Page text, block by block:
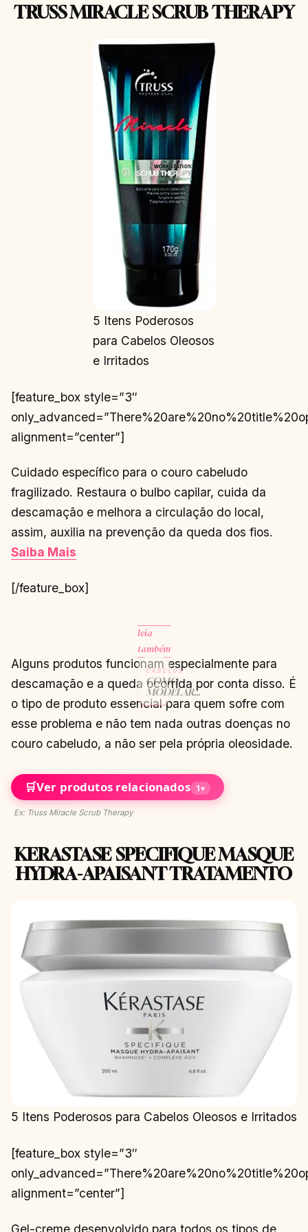
TRUSS MIRACLE SCRUB THERAPY
5 Itens Poderosos
para Cabelos Oleosos
e Irritados
[feature_box style=”3″
alignment=”center”]
Cuidado específico para o couro cabeludo
fragilizado. Restaura o bulbo capilar, cuida da
descamação e melhora a circulação do local,
assim, auxilia na prevenção da queda dos fios.
Saiba Mais
[/feature_box]
leia
também
CABELOS
COMO
MODELAR
O CABELO
RÁPIDO –
VÍDEO
CONTINUAR
LENDO →
Alguns produtos funcionam especialmente para
descamação e a queda ocorrida por conta disso. É
o tipo de produto essencial para quem sofre com
esse problema e não tem nada outras doenças no
couro cabeludo, a não ser pela própria oleosidade.
🛒Ver produtos relacionados 1▾
Ex: Truss Miracle Scrub Therapy
KERASTASE SPECIFIQUE MASQUE
HYDRA-APAISANT TRATAMENTO
5 Itens Poderosos para Cabelos Oleosos e Irritados
[feature_box style=”3″
alignment=”center”]
Gel-creme desenvolvido para todos os tipos de